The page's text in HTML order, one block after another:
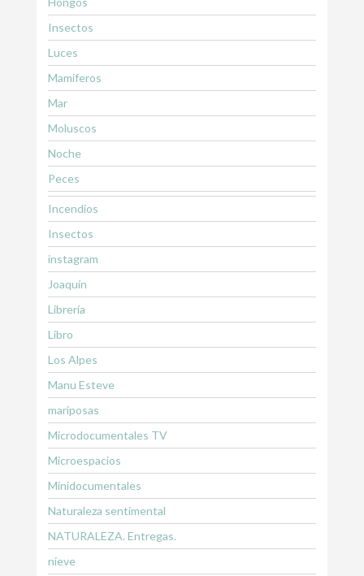
Insectos
Luces
Mamiferos
Mar
Moluscos
Noche
Peces
Incendios
Insectos
instagram
Joaquín
Librería
Libro
Los Alpes
Manu Esteve
mariposas
Microdocumentales TV
Microespacios
Minidocumentales
Naturaleza sentimental
NATURALEZA. Entregas.
nieve